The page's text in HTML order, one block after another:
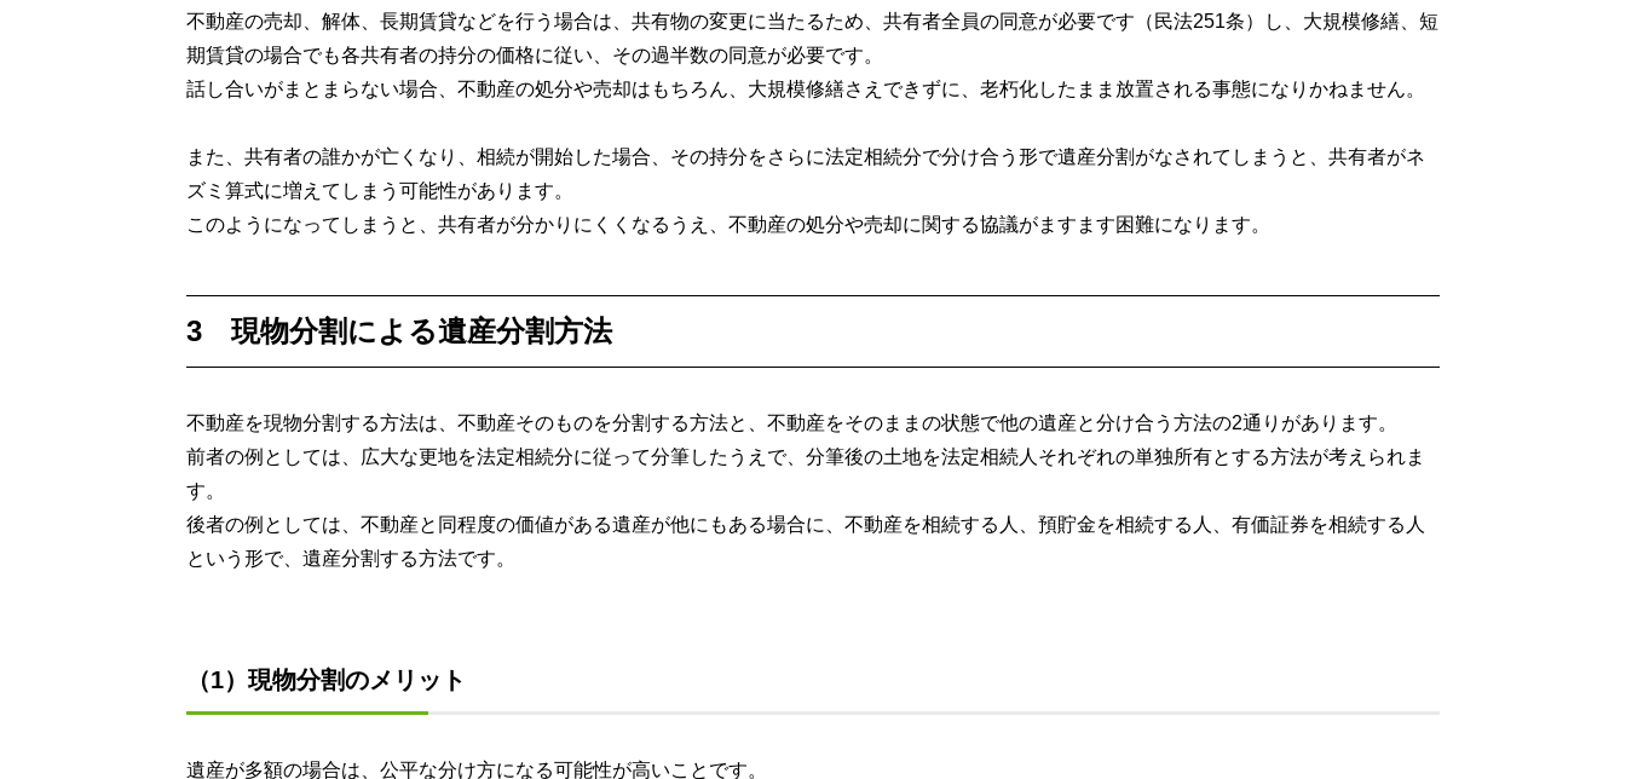
不動産の売却、解体、長期賃貸などを行う場合は、共有物の変更に当たるため、共有者全員の同意が必要です（民法251条）し、大規模修繕、短
期賃貸の場合でも各共有者の持分の価格に従い、その過半数の同意が必要です。
話し合いがまとまらない場合、不動産の処分や売却はもちろん、大規模修繕さえできずに、老朽化したまま放置される事態になりかねません。
また、共有者の誰かが亡くなり、相続が開始した場合、その持分をさらに法定相続分で分け合う形で遺産分割がなされてしまうと、共有者がネ
ズミ算式に増えてしまう可能性があります。
このようになってしまうと、共有者が分かりにくくなるうえ、不動産の処分や売却に関する協議がますます困難になります。
3 現物分割による遺産分割方法
不動産を現物分割する方法は、不動産そのものを分割する方法と、不動産をそのままの状態で他の遺産と分け合う方法の2通りがあります。
前者の例としては、広大な更地を法定相続分に従って分筆したうえで、分筆後の土地を法定相続人それぞれの単独所有とする方法が考えられま
す。
後者の例としては、不動産と同程度の価値がある遺産が他にもある場合に、不動産を相続する人、預貯金を相続する人、有価証券を相続する人
という形で、遺産分割する方法です。
（1）現物分割のメリット
遺産が多額の場合は、公平な分け方になる可能性が高いことです。